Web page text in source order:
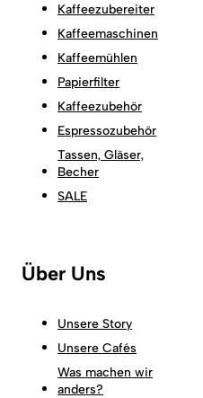
Kaffeezubereiter
Kaffeemaschinen
Kaffeemühlen
Papierfilter
Kaffeezubehör
Espressozubehör
Tassen, Gläser,
Becher
SALE
Über Uns
Unsere Story
Unsere Cafés
Was machen wir
anders?